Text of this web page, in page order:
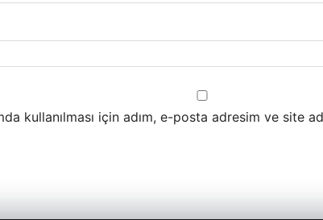
kullanılması için adım, e-posta adresim ve site